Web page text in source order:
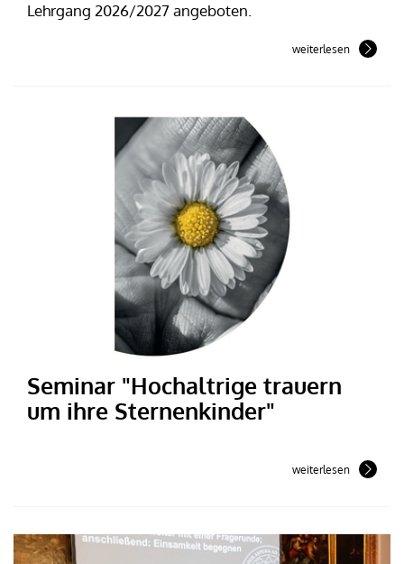
Lehrgang 2026/2027 angeboten.
weiterlesen
Seminar "Hochaltrige trauern
um ihre Sternenkinder"
weiterlesen